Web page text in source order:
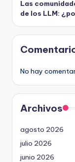
Las
de los LLM:
No hay
Archivos
agosto 2026
julio 2026
junio 2026